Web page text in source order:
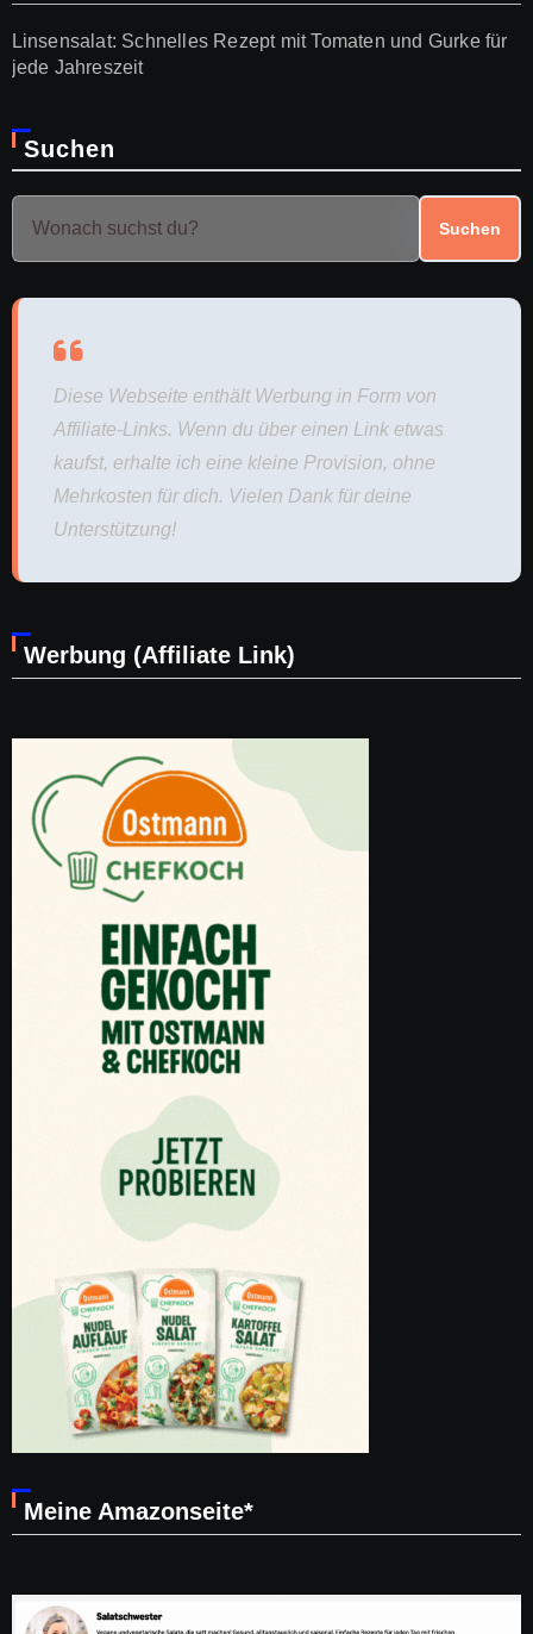
Linsensalat: Schnelles Rezept mit Tomaten und Gurke für
jede Jahreszeit
Suchen
Suchen
Diese Webseite enthält Werbung in Form von
Affiliate-Links. Wenn du über einen Link etwas
kaufst, erhalte ich eine kleine Provision, ohne
Mehrkosten für dich. Vielen Dank für deine
Unterstützung!
Werbung (Affiliate Link)
Meine Amazonseite*